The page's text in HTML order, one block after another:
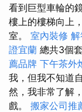
看到巨型車輪的
樓上的樓梯向上
室。 室內裝修
證宜蘭 總共3個
薦品牌 下午茶外
我，但我不知道
然，我非常了解
戲。 搬家公司推